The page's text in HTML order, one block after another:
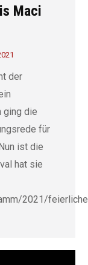
Maci
der
ging die
für
ist die
hat sie
2021/